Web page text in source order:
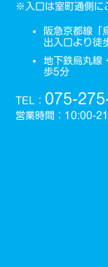
※入口は室町通側に
阪急京都線「
出入口より徒
地下鉄烏丸線
歩5分
TEL： 075-
営業時間：10:00-